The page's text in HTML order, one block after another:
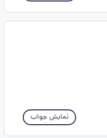
نمایش جواب